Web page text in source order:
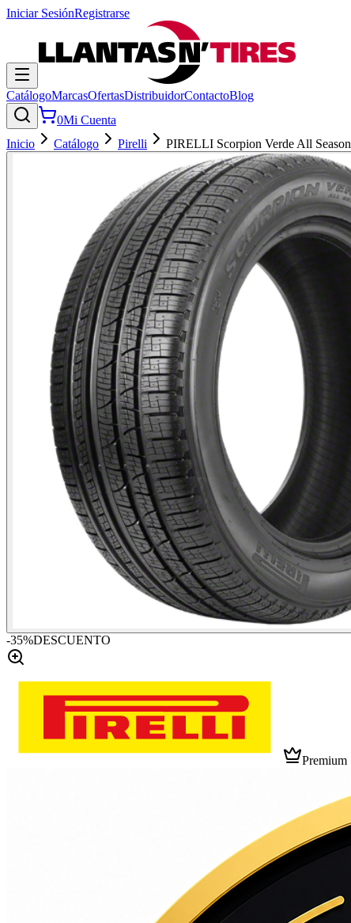
Iniciar SesiónRegistrarse
CatálogoMarcasOfertasDistribuidorContactoBlog
0Mi Cuenta
Inicio
Catálogo Pirelli PIRELLI Scorpion Verde All Season
-35%DESCUENTO
Premium